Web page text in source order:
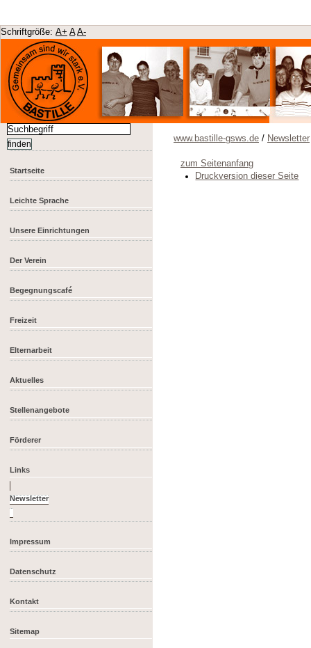
Schriftgröße: A+ A A-
Startseite
Leichte Sprache
Unsere Einrichtungen
Der Verein
Begegnungscafé
Freizeit
Elternarbeit
Aktuelles
Stellenangebote
Förderer
Links
Impressum
Datenschutz
Kontakt
Sitemap
www.bastille-gsws.de / Newsletter
zum Seitenanfang
Druckversion dieser Seite